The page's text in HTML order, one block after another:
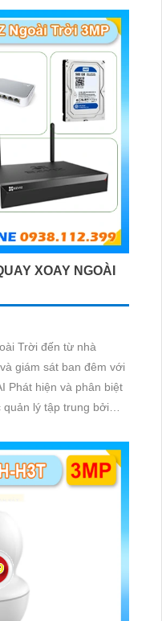
XOAY NGOÀI
Trời đến từ nhà
giám sát ban đêm với
Phát hiện và phân biệt
lý tập trung bởi